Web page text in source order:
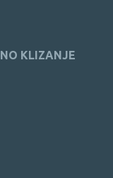
KLIZANJE